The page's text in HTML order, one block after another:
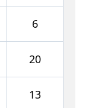
6
20
13